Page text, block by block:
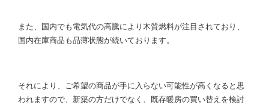
また、国内でも電気代の高騰により木質燃料が注目されており、
国内在庫商品も品薄状態が続いております。
それにより、ご希望の商品が手に入らない可能性が高くなると思
われますので、新築の方だけでなく、既存暖房の買い替えを検討